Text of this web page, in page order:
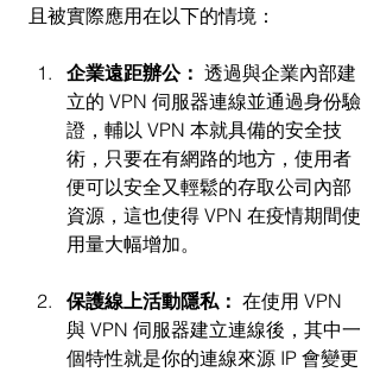
且被實際應用在以下的情境：
企業遠距辦公： 透過與企業內部建
立的 VPN 伺服器連線並通過身份驗
證，輔以 VPN 本就具備的安全技
術，只要在有網路的地方，使用者
便可以安全又輕鬆的存取公司內部
資源，這也使得 VPN 在疫情期間使
用量大幅增加。
保護線上活動隱私： 在使用 VPN
與 VPN 伺服器建立連線後，其中一
個特性就是你的連線來源 IP 會變更